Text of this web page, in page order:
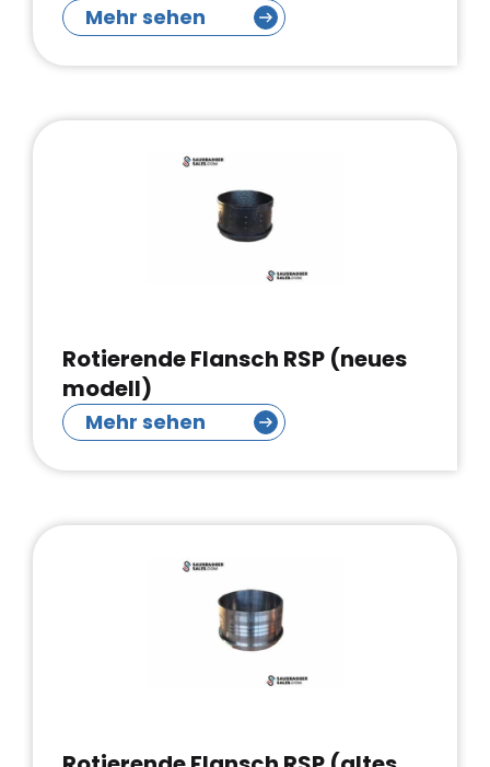
Mehr sehen
Rotierende Flansch RSP (neues
modell)
Mehr sehen